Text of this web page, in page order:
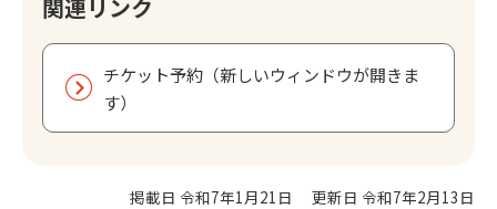
関連リンク
チケット予約（新しいウィンドウが開きま
す）
掲載日 令和7年1月21日 更新日 令和7年2月13日